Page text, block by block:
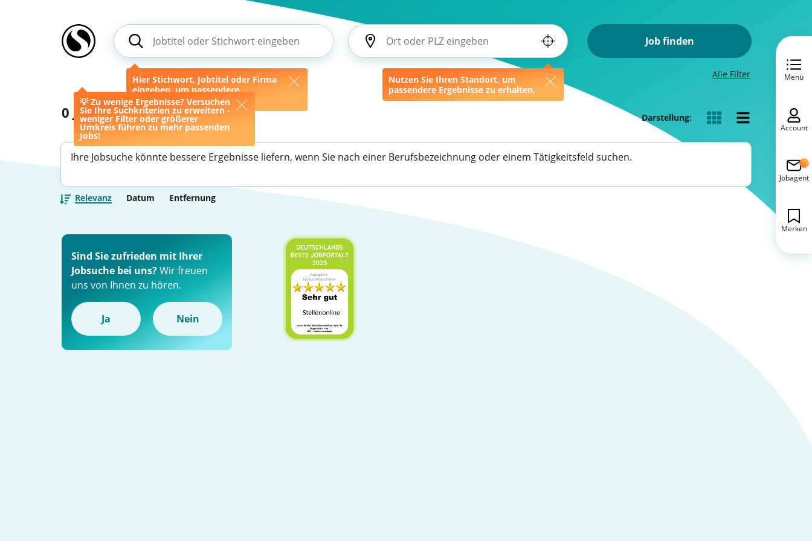
Hier Stichwort, Jobtitel oder Firma
eingeben, um passendere
Ergebnisse zu erhalten.
Nutzen Sie Ihren Standort, um
passendere Ergebnisse zu erhalten.
Job finden
💡 Zu wenige Ergebnisse? Versuchen
Sie Ihre Suchkriterien zu erweitern -
weniger Filter oder größerer
Umkreis führen zu mehr passenden
Jobs!
Alle Filter
0 Jobs Darstellung:
Ihre Jobsuche könnte bessere Ergebnisse liefern, wenn Sie nach einer Berufsbezeichnung oder einem Tätigkeitsfeld suchen.
Relevanz Datum Entfernung
Menü
Account
Jobagent
Merken
Sind Sie zufrieden mit Ihrer
Jobsuche bei uns?Wir freuen
uns von Ihnen zu hören.
Ja Nein